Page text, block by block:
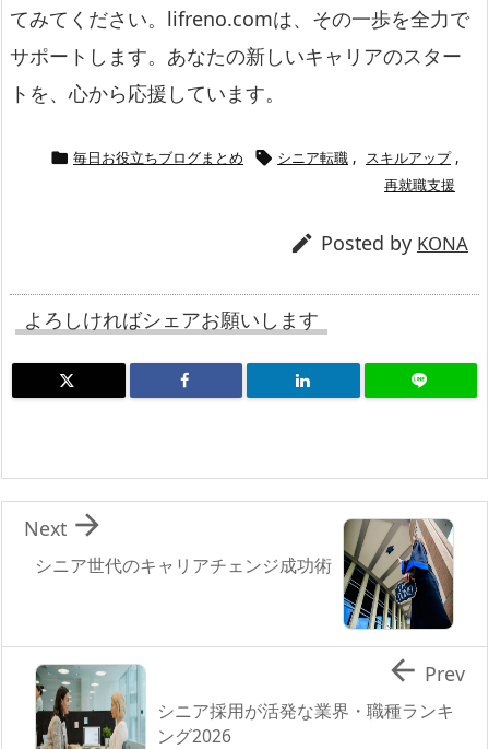
てみてください。lifreno.comは、その一歩を全力で
サポートします。あなたの新しいキャリアのスター
トを、心から応援しています。
 毎日お役立ちブログまとめ  シニア転職 , スキルアップ ,
再就職支援
 Posted by KONA
よろしければシェアお願いします
シニア世代のキャリアチェンジ成功術

Next
シニア採用が活発な業界・職種ランキ
ング2026
 Prev